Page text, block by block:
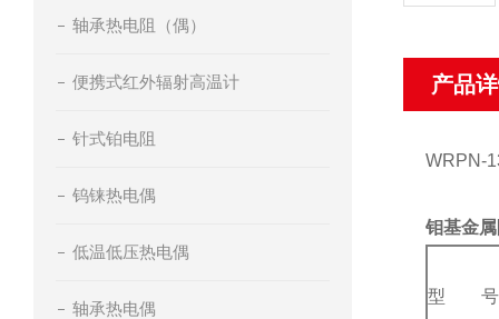
轴承热电阻（偶）
便携式红外辐射高温计
针式铂电阻
钨铼热电偶
低温低压热电偶
轴承热电偶
产品
WRPN-
钼基金
型 号